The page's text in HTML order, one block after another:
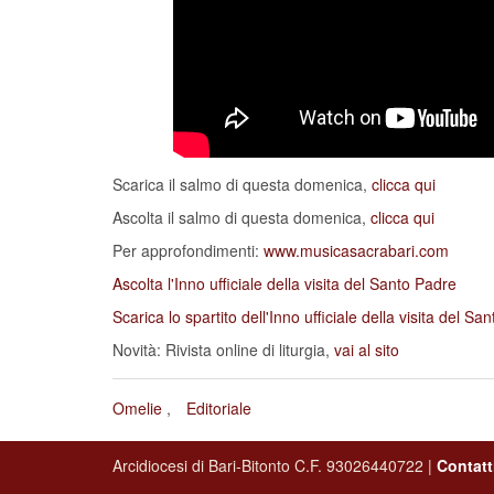
Scarica il salmo di questa domenica, clicca qui
Ascolta il salmo di questa domenica, clicca qui
Per approfondimenti: www.musicasacrabari.com
Ascolta l'Inno ufficiale della visita del Santo Padre
Scarica lo spartito dell'Inno ufficiale della visita del
Novità: Rivista online di liturgia, vai al sito
Omelie Editoriale
Arcidiocesi di Bari-Bitonto C.F. 93026440722 |